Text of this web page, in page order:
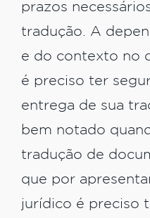
prazos
tradução. A
e do contexto no
é preciso ter
entrega de sua
bem notado
tradução de
que por
jurídico é preciso